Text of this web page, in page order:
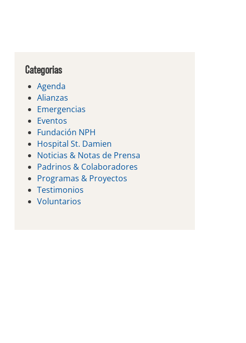
Categorias
Agenda
Alianzas
Emergencias
Eventos
Fundación NPH
Hospital St. Damien
Noticias & Notas de Prensa
Padrinos & Colaboradores
Programas & Proyectos
Testimonios
Voluntarios